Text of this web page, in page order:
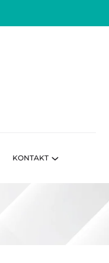
KONTAKT